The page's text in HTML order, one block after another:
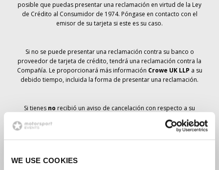
WE USE COOKIES
posible que puedas presentar una reclamación en virtud de la Ley
de Crédito al Consumidor de 1974. Póngase en contacto con el
emisor de su tarjeta si este es su caso.
Si no se puede presentar una reclamación contra su banco o
proveedor de tarjeta de crédito, tendrá una reclamación contra la
Compañía. Le proporcionará más información Crowe UK LLP a su
debido tiempo, incluida la forma de presentar una reclamación.
Si tienes no recibió un aviso de cancelación con respecto a su
pedido de entradas, su reserva no se ha cancelado y se prevé que
recibirá las entradas que ha pedido a su debido tiempo. La